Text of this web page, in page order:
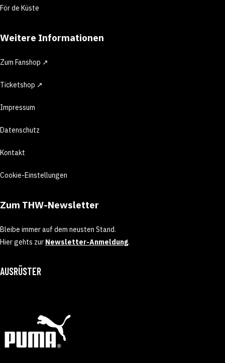
För de Küste
Weitere Informationen
Zum Fanshop ↗
Ticketshop ↗
Impressum
Datenschutz
Kontakt
Cookie-Einstellungen
Zum THW-Newsletter
Bleibe immer auf dem neusten Stand.
Hier gehts zur Newsletter-Anmeldung.
AUSRÜSTER